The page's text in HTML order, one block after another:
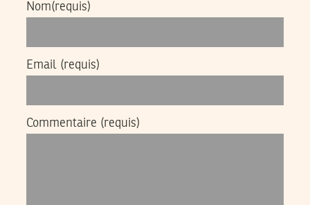
Nom(requis)
Email (requis)
Commentaire (requis)